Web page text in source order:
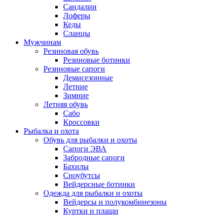
Сандалии
Лоферы
Кеды
Сланцы
Мужчинам
Резиновая обувь
Резиновые ботинки
Резиновые сапоги
Демисезонные
Летние
Зимние
Летняя обувь
Сабо
Кроссовки
Рыбалка и охота
Обувь для рыбалки и охоты
Сапоги ЭВА
Забродные сапоги
Бахилы
Сноубутсы
Вейдерсные ботинки
Одежда для рыбалки и охоты
Вейдерсы и полукомбинезоны
Куртки и плащи